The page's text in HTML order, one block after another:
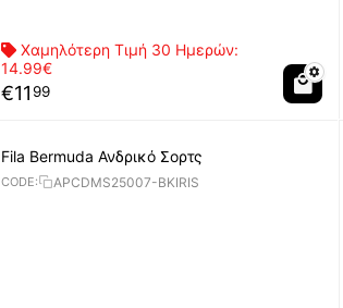
Χαμηλότερη Τιμή 30 Ημερών:
14.99€
€11 99
Fila Bermuda Ανδρικό Σορτς
CODE: APCDMS25007-BKIRIS